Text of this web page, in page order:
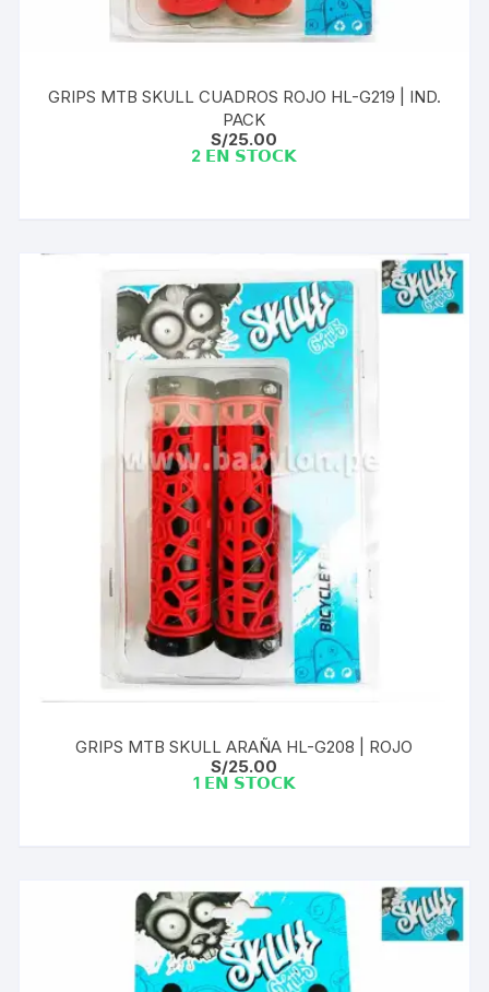
GRIPS MTB SKULL CUADROS ROJO HL-G219 | IND.
PACK
S/25.00
2 𝗘𝗡 𝗦𝗧𝗢𝗖𝗞
GRIPS MTB SKULL ARAÑA HL-G208 | ROJO
S/25.00
1 𝗘𝗡 𝗦𝗧𝗢𝗖𝗞